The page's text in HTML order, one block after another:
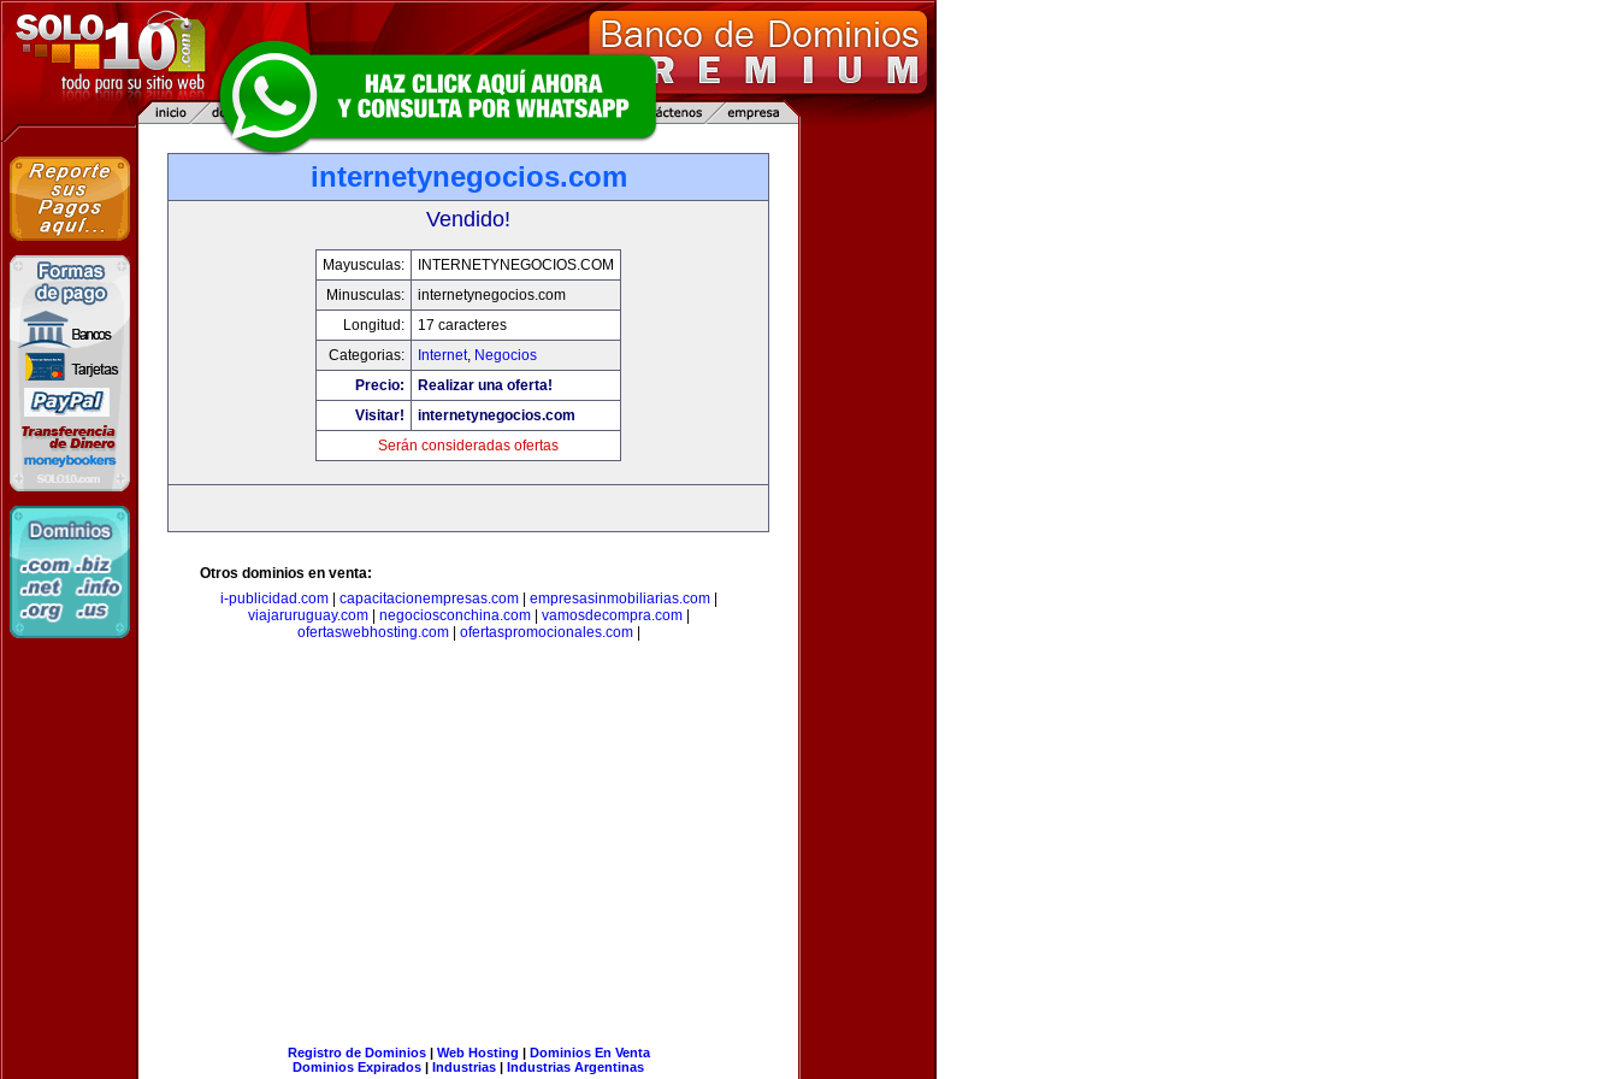
internetynegocios.com
Vendido!
Mayusculas:
INTERNETYNEGOCIOS.COM
Minusculas:
internetynegocios.com
Longitud:
17 caracteres
Categorias:
Internet, Negocios
Precio:
Realizar una oferta!
Visitar!
internetynegocios.com
Serán consideradas ofertas
Otros dominios en venta:
i-publicidad.com| capacitacionempresas.com| empresasinmobiliarias.com|
viajaruruguay.com| negociosconchina.com| vamosdecompra.com|
ofertaswebhosting.com| ofertaspromocionales.com|
Registro de Dominios| Web Hosting | Dominios En Venta
Dominios Expirados | Industrias | Industrias Argentinas